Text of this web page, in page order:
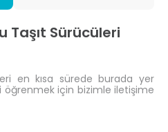
Taşıt Sürücüleri
en kısa sürede burada yer
öğrenmek için bizimle iletişime